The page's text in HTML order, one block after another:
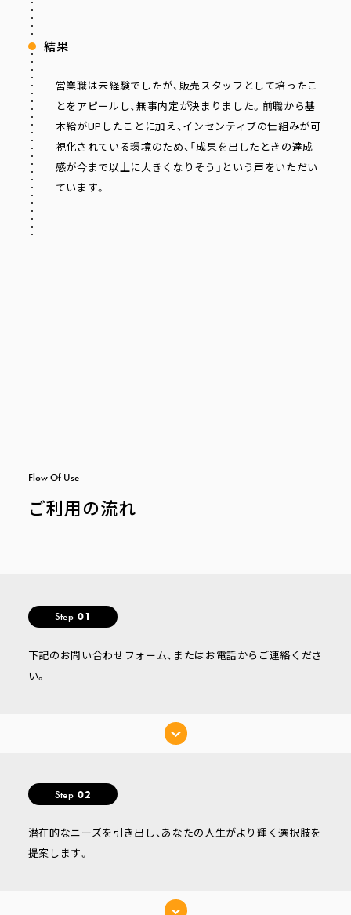
結果
営業職は未経験でしたが、販売スタッフとして培ったこ
とをアピールし、無事内定が決まりました。前職から基
本給がUPしたことに加え、インセンティブの仕組みが可
視化されている環境のため、「成果を出したときの達成
感が今まで以上に大きくなりそう」という声をいただい
ています。
FlowOf Use
ご利用の流れ
Step 01
下記のお問い合わせフォーム、またはお電話からご連絡くださ
い。
Step 02
潜在的なニーズを引き出し、あなたの人生がより輝く選択肢を
提案します。